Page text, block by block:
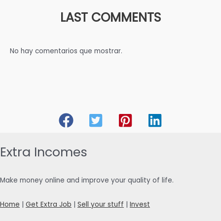
LAST COMMENTS
No hay comentarios que mostrar.
Extra Incomes
Make money online and improve your quality of life.
Home | Get Extra Job | Sell your stuff | Invest